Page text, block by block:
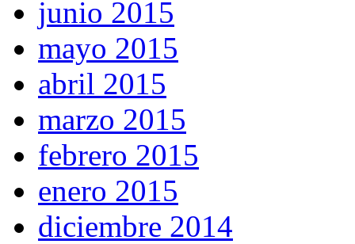
junio 2015
mayo 2015
abril 2015
marzo 2015
febrero 2015
enero 2015
diciembre 2014